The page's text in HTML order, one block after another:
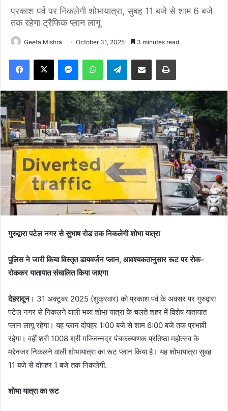
प्रकाश पर्व पर निकलेगी शोभायात्रा, सुबह 11 बजे से शाम 6 बजे
तक रहेगा ट्रैफिक प्लान लागू
Geeta Mishra October 31, 2025 3 minutes read
Facebook
X MessengerWhatsAppTelegramShare via Email Print
गुरुद्वारा पटेल नगर से सुभाष रोड तक निकलेगी शोभा यात्रा
पुलिस ने जारी किया विस्तृत डायवर्जन प्लान, आवश्यकतानुसार रूट पर रोक-
रोककर यातायात संचालित किया जाएगा
देहरादून। 31 अक्टूबर 2025 (शुक्रवार) को प्रकाश पर्व के अवसर पर गुरुद्वारा
पटेल नगर से निकलने वाली भव्य शोभा यात्रा के चलते शहर में विशेष यातायात
प्लान लागू रहेगा। यह प्लान दोपहर 1:00 बजे से शाम 6:00 बजे तक प्रभावी
रहेगा। वहीं श्री 1008 श्री मज्जिन्नद्र पंचकल्याणक प्रतिष्ठा महोत्सव के
मद्देनजर निकलने वाली शोभायात्रा का रूट प्लान किया है। यह शोभायात्रा सुबह
11 बजे से दोपहर 1 बजे तक निकलेगी.
शोभा यात्रा का रूट